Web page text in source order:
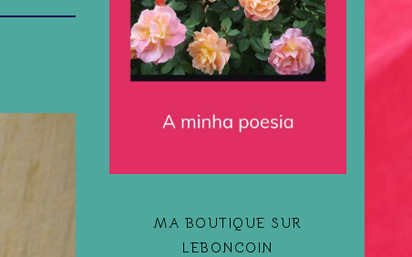
MA BOUTIQUE SUR
LEBONCOIN